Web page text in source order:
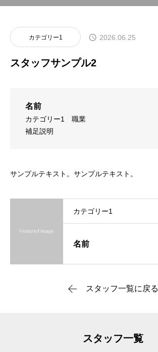
カテゴリー1 2026.06.25
スタッフサンプル2
名前
カテゴリー1
職業
補足説明
サンプルテキスト。サンプルテキスト。
名前
カテゴリー1
スタッフ一覧に戻る
スタッフ一覧